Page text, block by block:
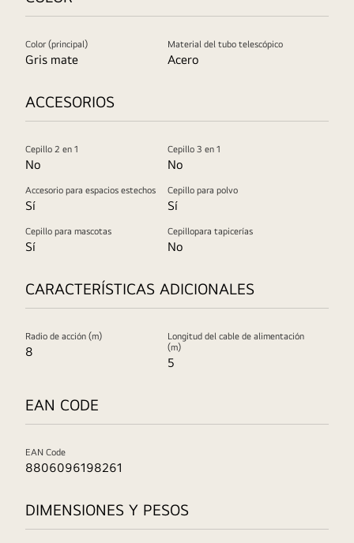
Color (principal)
Gris mate
Material del tubo telescópico
Acero
ACCESORIOS
Cepillo 2 en 1
No
Cepillo 3 en 1
No
Accesorio para espacios estechos
Sí
Cepillo para polvo
Sí
Cepillo para mascotas
Sí
Cepillopara tapicerías
No
CARACTERÍSTICAS ADICIONALES
Radio de acción (m)
8
Longitud del cable de alimentación
(m)
5
EAN CODE
EAN Code
8806096198261
DIMENSIONES Y PESOS